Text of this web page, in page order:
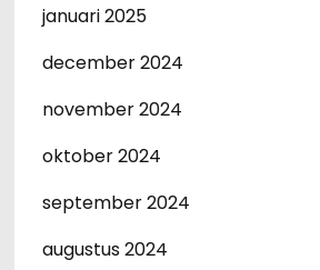
januari 2025
december 2024
november 2024
oktober 2024
september 2024
augustus 2024